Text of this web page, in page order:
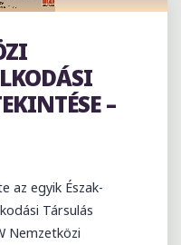
1ST
OF
PULMONOLOGY
AND
–
az egyik Észak-
Társulás
Nemzetközi